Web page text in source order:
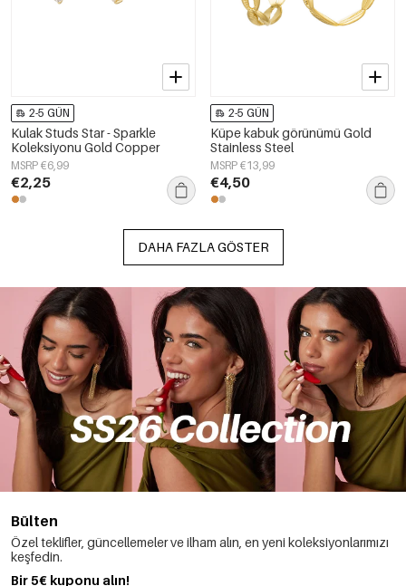
2-5 GÜN
Kulak Studs Star - Sparkle
Koleksiyonu Gold Copper
MSRP €6,99
€2,25
2-5 GÜN
Küpe kabuk görünümü Gold
Stainless Steel
MSRP €13,99
€4,50
DAHA FAZLA GÖSTER
Bülten
Özel teklifler, güncellemeler ve ilham alın, en yeni koleksiyonlarımızı
keşfedin.
Bir 5€ kuponu alın!